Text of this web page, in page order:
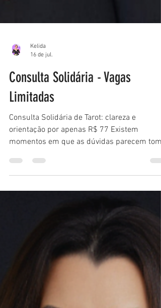
Kelida
Consulta Solidária - Vagas
Limitadas
orientação por apenas R$ 77 Existem
momentos em que as dúvidas parecem
ou decisões importantes podem gerar
insegurança e a sensação de não saber qual
caminho seguir. Nessas horas, uma consulta
de tarot pode ajudar você a compreender
melhor o momento que está vivendo,
identificar padrões e enxergar possibilidades
que talvez ainda não tenha percebido. P